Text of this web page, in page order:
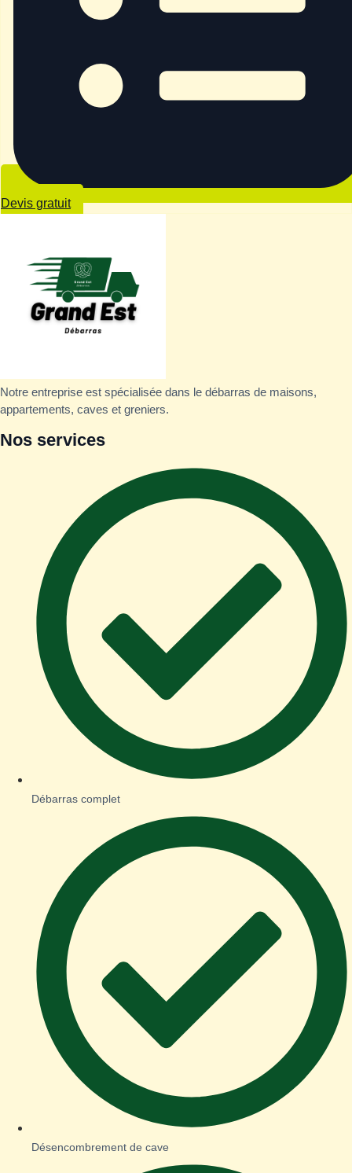
Devis gratuit
Notre entreprise est spécialisée dans le débarras de maisons,
appartements, caves et greniers.
Nos services
Débarras complet
Désencombrement de cave